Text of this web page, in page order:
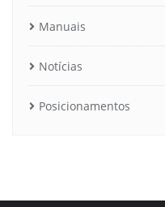
Manuais
Notícias
Posicionamentos